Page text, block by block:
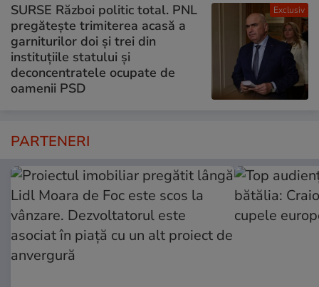
Exclusiv
SURSE Război politic total. PNL
pregătește trimiterea acasă a
garniturilor doi și trei din
instituțiile statului și
deconcentratele ocupate de
oamenii PSD
PARTENERI